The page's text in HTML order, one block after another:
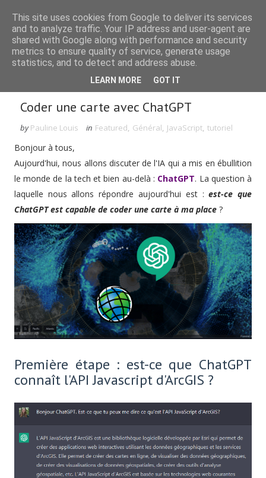
Rechercher dans le blog
Coder une carte avec ChatGPT
by Pauline Louis in Featured, Général, JavaScript, tutoriel
Bonjour à tous,
Aujourd'hui, nous allons discuter de l'IA qui a mis en ébullition
le monde de la tech et bien au-delà : ChatGPT. La question à
laquelle nous allons répondre aujourd'hui est :est-ce que
ChatGPT est capable de coder une carte à ma place?
Première étape : est-ce que ChatGPT
connaît l'API Javascript d'ArcGIS ?
This site uses cookies from Google to deliver its services
and to analyze traffic. Your IP address and user-agent are
shared with Google along with performance and security
metrics to ensure quality of service, generate usage
statistics, and to detect and address abuse.
LEARN MORE GOT IT